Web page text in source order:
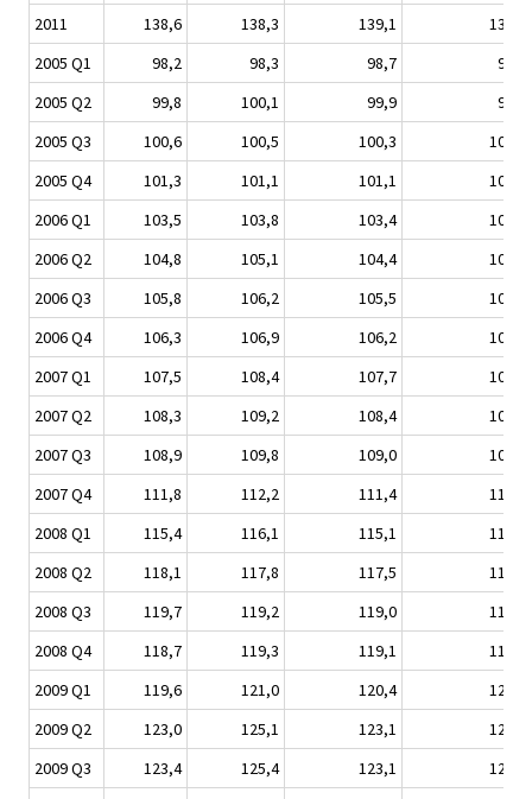
2011
138,6 138,3 139,1
137,6
2005 Q1
98,2 98,3 98,7
98,7
2005 Q2
99,8 100,1 99,9
99,9
2005 Q3
100,6 100,5 100,3
100,3
2005 Q4
101,3 101,1 101,1
101,1
2006 Q1
103,5 103,8 103,4
103,3
2006 Q2
104,8 105,1 104,4
104,3
2006 Q3
105,8 106,2 105,5
105,3
2006 Q4
106,3 106,9 106,2
106,2
2007 Q1
107,5 108,4 107,7
107,5
2007 Q2
108,3 109,2 108,4
108,2
2007 Q3
108,9 109,8 109,0
108,7
2007 Q4
111,8 112,2 111,4
111,4
2008 Q1
115,4 116,1 115,1
114,6
2008 Q2
118,1 117,8 117,5
116,6
2008 Q3
119,7 119,2 119,0
118,4
2008 Q4
118,7 119,3 119,1
118,7
2009 Q1
119,6 121,0 120,4
120,2
2009 Q2
123,0 125,1 123,1
123,1
2009 Q3
123,4 125,4 123,1
123,2